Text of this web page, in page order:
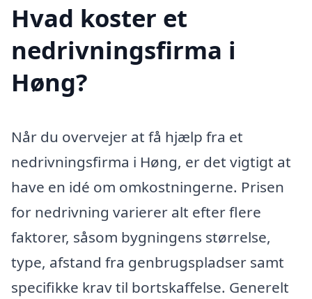
Hvad koster et
nedrivningsfirma i
Høng?
Når du overvejer at få hjælp fra et
nedrivningsfirma i Høng, er det vigtigt at
have en idé om omkostningerne. Prisen
for nedrivning varierer alt efter flere
faktorer, såsom bygningens størrelse,
type, afstand fra genbrugspladser samt
specifikke krav til bortskaffelse. Generelt